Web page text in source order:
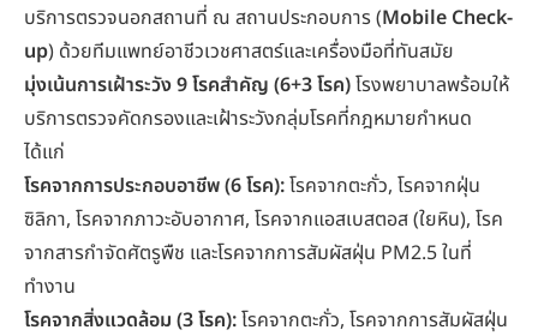
บริการตรวจนอกสถานที่ ณ สถานประกอบการ (Mobile Check-
up) ด้วยทีมแพทย์อาชีวเวชศาสตร์และเครื่องมือที่ทันสมัย
มุ่งเน้นการเฝ้าระวัง 9 โรคสำคัญ (6+3 โรค)โรงพยาบาลพร้อมให้
บริการตรวจคัดกรองและเฝ้าระวังกลุ่มโรคที่กฎหมายกำหนด
ได้แก่
โรคจากการประกอบอาชีพ (6 โรค):โรคจากตะกั่ว, โรคจากฝุ่น
ซิลิกา, โรคจากภาวะอับอากาศ, โรคจากแอสเบสตอส (ใยหิน), โรค
จากสารกำจัดศัตรูพืช และโรคจากการสัมผัสฝุ่น PM2.5 ในที่
ทำงาน
โรคจากสิ่งแวดล้อม (3 โรค):โรคจากตะกั่ว, โรคจากการสัมผัสฝุ่น